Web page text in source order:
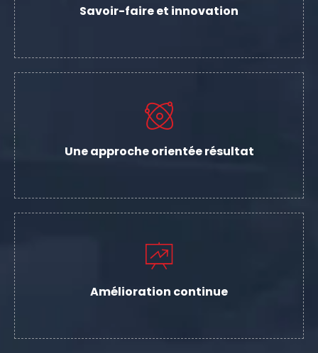
Savoir-faire et innovation
Une approche orientée résultat
Amélioration continue